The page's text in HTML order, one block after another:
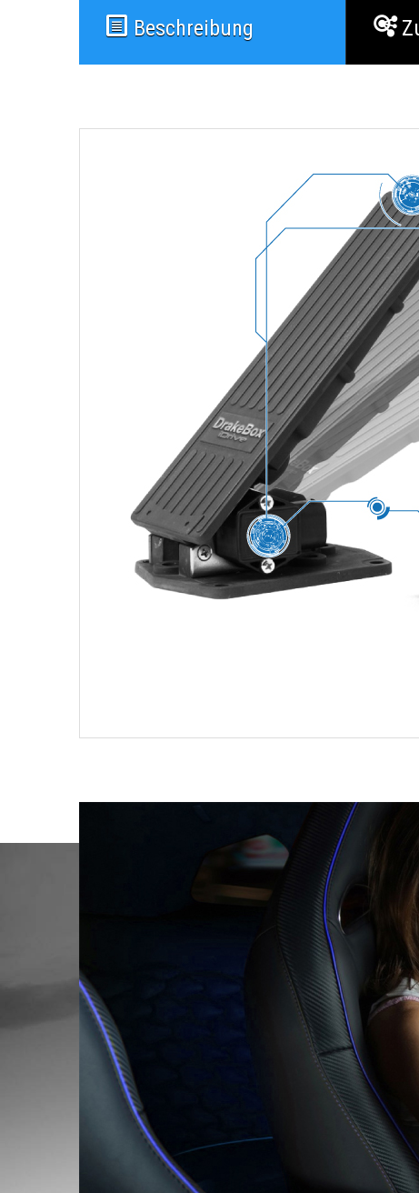
Beschreibung